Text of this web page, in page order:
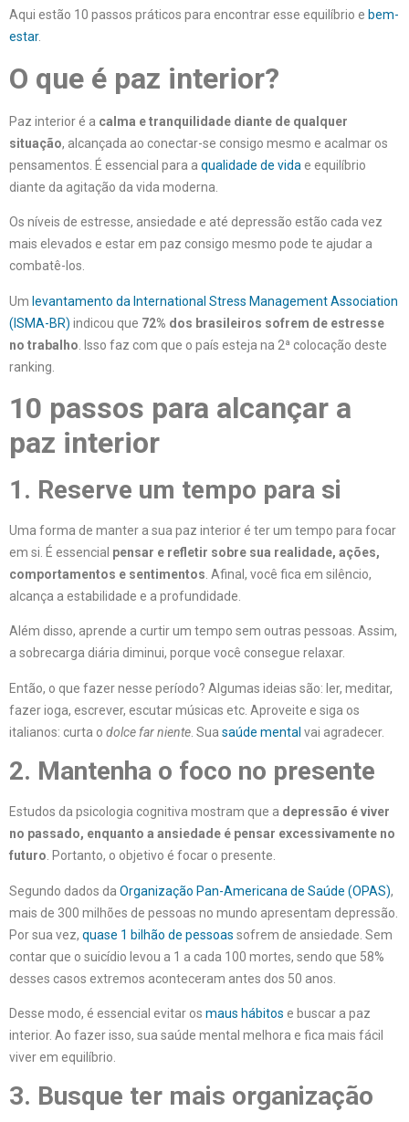
Aqui estão 10 passos práticos para encontrar esse equilíbrio e bem-
estar.
O que é paz interior?
Paz interior é a calma e tranquilidade diante de qualquer
situação, alcançada ao conectar-se consigo mesmo e acalmar os
pensamentos. É essencial para a qualidade de vida e equilíbrio
diante da agitação da vida moderna.
Os níveis de estresse, ansiedade e até depressão estão cada vez
mais elevados e estar em paz consigo mesmo pode te ajudar a
combatê-los.
Um levantamento da International Stress Management Association
(ISMA-BR) indicou que 72% dos brasileiros sofrem de estresse
no trabalho . Isso faz com que o país esteja na 2ª colocação deste
ranking.
10 passos para alcançar a
paz interior
1. Reserve um tempo para si
Uma forma de manter a sua paz interior é ter um tempo para focar
em si. É essencial pensar e refletir sobre sua realidade, ações,
comportamentos e sentimentos . Afinal, você fica em silêncio,
alcança a estabilidade e a profundidade.
Além disso, aprende a curtir um tempo sem outras pessoas. Assim,
a sobrecarga diária diminui, porque você consegue relaxar.
Então, o que fazer nesse período? Algumas ideias são: ler, meditar,
fazer ioga, escrever, escutar músicas etc. Aproveite e siga os
italianos: curta o dolce far niente . Sua saúde mental vai agradecer.
2. Mantenha o foco no presente
Estudos da psicologia cognitiva mostram que a depressão é viver
no passado, enquanto a ansiedade é pensar excessivamente no
futuro . Portanto, o objetivo é focar o presente.
Segundo dados da Organização Pan-Americana de Saúde (OPAS),
mais de 300 milhões de pessoas no mundo apresentam depressão.
Por sua vez, quase 1 bilhão de pessoas sofrem de ansiedade. Sem
contar que o suicídio levou a 1 a cada 100 mortes, sendo que 58%
desses casos extremos aconteceram antes dos 50 anos.
Desse modo, é essencial evitar os maus hábitos e buscar a paz
interior. Ao fazer isso, sua saúde mental melhora e fica mais fácil
viver em equilíbrio.
3. Busque ter mais organização